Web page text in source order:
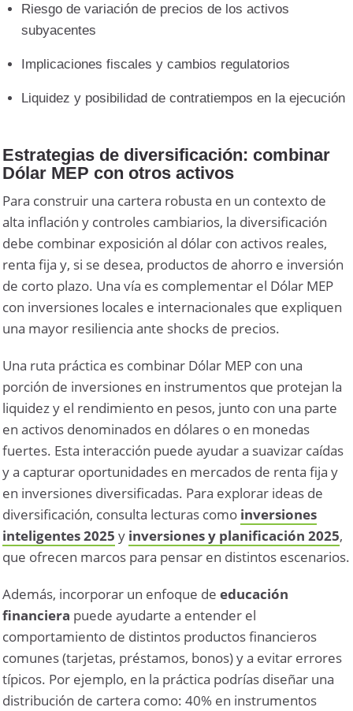
Riesgo de variación de precios de los activos
subyacentes
Implicaciones fiscales y cambios regulatorios
Liquidez y posibilidad de contratiempos en la ejecución
Estrategias de diversificación: combinar
Dólar MEP con otros activos
Para construir una cartera robusta en un contexto de
alta inflación y controles cambiarios, la diversificación
debe combinar exposición al dólar con activos reales,
renta fija y, si se desea, productos de ahorro e inversión
de corto plazo. Una vía es complementar el Dólar MEP
con inversiones locales e internacionales que expliquen
una mayor resiliencia ante shocks de precios.
Una ruta práctica es combinar Dólar MEP con una
porción de inversiones en instrumentos que protejan la
liquidez y el rendimiento en pesos, junto con una parte
en activos denominados en dólares o en monedas
fuertes. Esta interacción puede ayudar a suavizar caídas
y a capturar oportunidades en mercados de renta fija y
en inversiones diversificadas. Para explorar ideas de
diversificación, consulta lecturas como inversiones
inteligentes 2025 y inversiones y planificación 2025,
que ofrecen marcos para pensar en distintos escenarios.
Además, incorporar un enfoque deeducación
financiera puede ayudarte a entender el
comportamiento de distintos productos financieros
comunes (tarjetas, préstamos, bonos) y a evitar errores
típicos. Por ejemplo, en la práctica podrías diseñar una
distribución de cartera como: 40% en instrumentos